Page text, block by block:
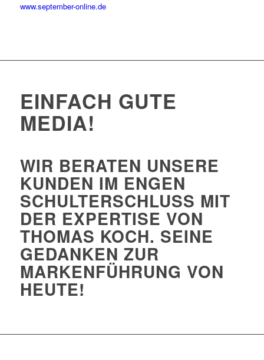
www.september-online.de
EINFACH GUTE
MEDIA!
WIR BERATEN UNSERE
KUNDEN IM ENGEN
SCHULTERSCHLUSS MIT
DER EXPERTISE VON
THOMAS KOCH. SEINE
GEDANKEN ZUR
MARKENFÜHRUNG VON
HEUTE!